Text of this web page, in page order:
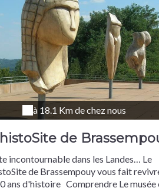
à 18.1 Km de chez nous
de
incontournable dans les Landes… Le
de Brassempouy vous fait
ans d'histoire Comprendre Le musée